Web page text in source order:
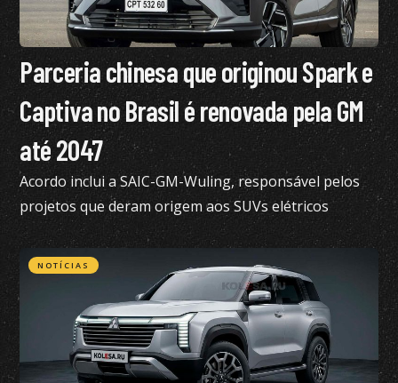
Parceria chinesa que originou Spark e
Captiva no Brasil é renovada pela GM
até 2047
Acordo inclui a SAIC-GM-Wuling, responsável pelos
projetos que deram origem aos SUVs elétricos
vendidos atualmente no Brasil
NOTÍCIAS